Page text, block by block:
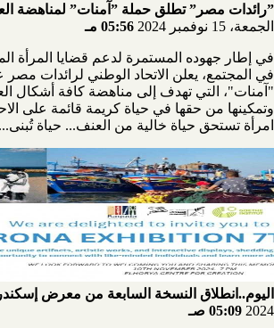
”رائدات مصر” تطلق حملة ”آمنات” لمناهضة
الجمعة، 15 نوفمبر 2024
05:56 مـ
في إطار جهوده المستمرة لدعم قضايا المرأة
في المجتمع، يعلن الاتحاد الوطني لرائدات
"آمنات"، التي تهدف إلى مناهضة كافة أشكال
وتمكينها من حقها في حياة كريمة قائمة على
امرأة تستحق حياة خالية من العنف... حياة تُبنى...
اليوم..انطلاق النسخة السابعة من معرض
2024 05:09 صـ